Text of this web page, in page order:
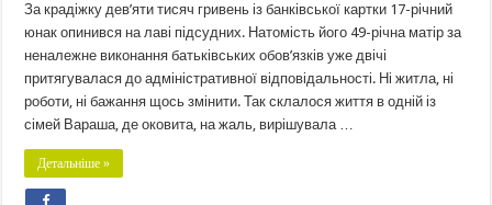
За крадіжку дев’яти тисяч гривень із банківської картки 17-річний
юнак опинився на лаві підсудних. Натомість його 49-річна матір за
неналежне виконання батьківських обов’язків уже двічі
притягувалася до адміністративної відповідальності. Ні житла, ні
роботи, ні бажання щось змінити. Так склалося життя в одній із
сімей Вараша, де оковита, на жаль, вирішувала …
Детальніше »